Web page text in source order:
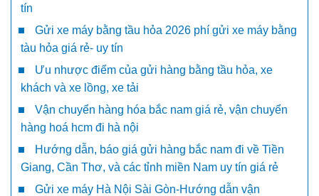
tín
Gửi xe máy bằng tầu hỏa 2026 phí gửi xe máy bằng
tàu hỏa giá rẻ- uy tín
Ưu nhược điểm của gửi hàng bằng tầu hỏa, xe
khách và xe lồng, xe tải
Vận chuyển hàng hóa bắc nam giá rẻ, vận chuyển
hàng hoá hcm đi hà nội
Hướng dẫn, báo giá gửi hàng bắc nam đi về Tiền
Giang, Cần Thơ, và các tỉnh miền Nam uy tín giá rẻ
Gửi xe máy Hà Nội Sài Gòn-Hướng dẫn vận